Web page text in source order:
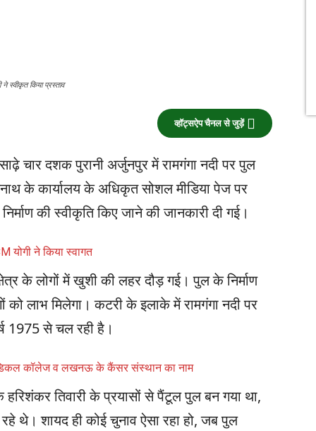
ने स्वीकृत किया प्रस्ताव
व्हॉट्सऐप चैनल से जुड़ें
चार दशक पुरानी अर्जुनपुर में रामगंगा नदी पर पुल
के कार्यालय के अधिकृत सोशल मीडिया पेज पर
की स्वीकृति किए जाने की जानकारी दी गई।
योगी ने किया स्वागत
के लोगों में खुशी की लहर दौड़ गई। पुल के निर्माण
लाभ मिलेगा। कटरी के इलाके में रामगंगा नदी पर
1975 से चल रही है।
कॉलेज व लखनऊ के कैंसर संस्थान का नाम
हरिशंकर तिवारी के प्रयासों से पैंटूल पुल बन गया था,
थे। शायद ही कोई चुनाव ऐसा रहा हो, जब पुल